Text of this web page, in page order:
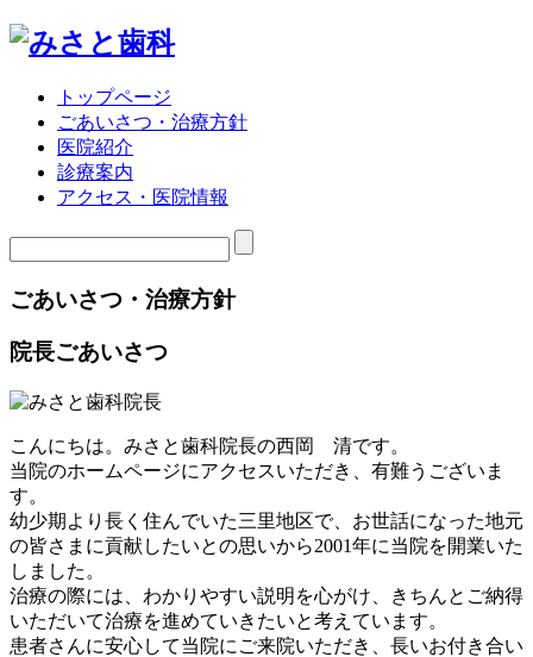
トップページ
ごあいさつ・治療方針
医院紹介
診療案内
アクセス・医院情報
ごあいさつ・治療方針
院長ごあいさつ
こんにちは。みさと歯科院長の西岡 清です。
当院のホームページにアクセスいただき、有難うございま
す。
幼少期より長く住んでいた三里地区で、お世話になった地元
の皆さまに貢献したいとの思いから2001年に当院を開業いた
しました。
治療の際には、わかりやすい説明を心がけ、きちんとご納得
いただいて治療を進めていきたいと考えています。
患者さんに安心して当院にご来院いただき、長いお付き合い